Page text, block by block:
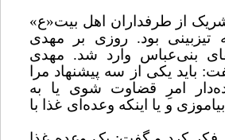
از طرفداران اهل بیت«ع»
تیزبینی بود. روزی بر مهدی
بنی‌عباس وارد شد. مهدی
باید یکی از سه پیشنهاد مرا
امرِ قضاوت شوی یا به
و یا اینکه وعده‌ای غذا با